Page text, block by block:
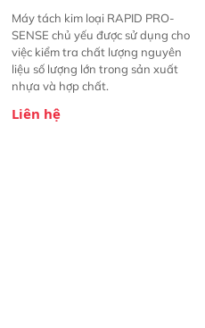
Máy tách kim loại RAPID PRO-
SENSE chủ yếu được sử dụng cho
việc kiểm tra chất lượng nguyên
liệu số lượng lớn trong sản xuất
nhựa và hợp chất.
Liên hệ